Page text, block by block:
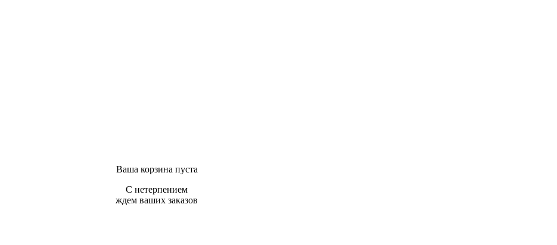
Ваша корзина пуста
С нетерпением
ждем ваших заказов